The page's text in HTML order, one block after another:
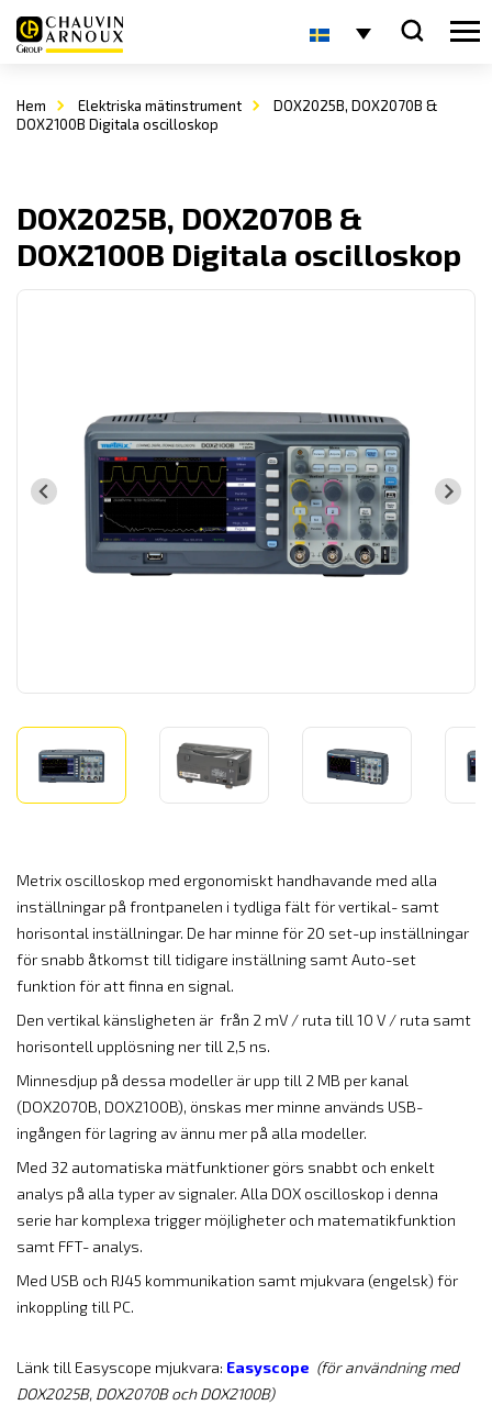
Hem Elektriska mätinstrument
DOX2025B, DOX2070B &
DOX2100B Digitala oscilloskop
DOX2025B, DOX2070B &
DOX2100B Digitala oscilloskop
Metrix oscilloskop med ergonomiskt handhavande med alla
inställningar på frontpanelen i tydliga fält för vertikal- samt
horisontal inställningar. De har minne för 20 set-up inställningar
för snabb åtkomst till tidigare inställning samt Auto-set
funktion för att finna en signal.
Den vertikal känsligheten är från 2 mV / ruta till 10 V / ruta samt
horisontell upplösning ner till 2,5 ns.
Minnesdjup på dessa modeller är upp till 2 MB per kanal
(DOX2070B, DOX2100B), önskas mer minne används USB-
ingången för lagring av ännu mer på alla modeller.
Med 32 automatiska mätfunktioner görs snabbt och enkelt
analys på alla typer av signaler. Alla DOX oscilloskop i denna
serie har komplexa trigger möjligheter och matematikfunktion
samt FFT- analys.
Med USB och RJ45 kommunikation samt mjukvara (engelsk) för
inkoppling till PC.
Länk till Easyscope mjukvara: Easyscope (för användning med
DOX2025B, DOX2070B och DOX2100B)